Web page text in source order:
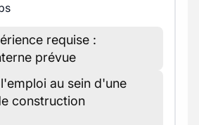
requise :
prévue
au sein d'une
construction